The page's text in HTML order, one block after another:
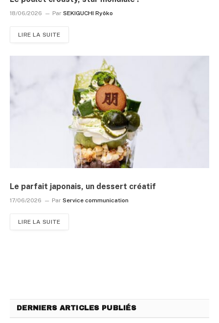
18/06/2026 Par SEKIGUCHI Ryôko
LIRE LA SUITE
Le parfait japonais, un dessert créatif
17/06/2026 Par Service communication
LIRE LA SUITE
DERNIERS ARTICLES PUBLIÉS